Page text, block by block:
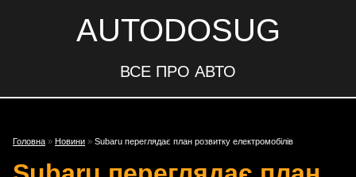
AUTODOSUG
ВСЕ ПРО АВТО
Головна » Новини » Subaru переглядає план розвитку електромобілів